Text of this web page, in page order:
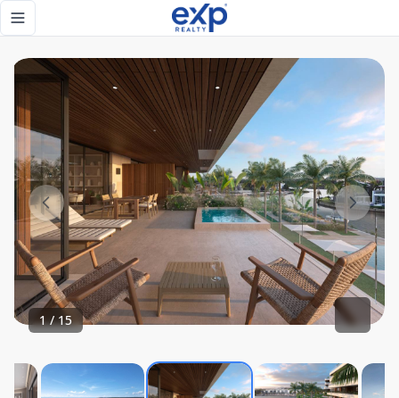
Toggle navigation menu
1/15
Cap Cana, proyecto de apartamento en venta en las